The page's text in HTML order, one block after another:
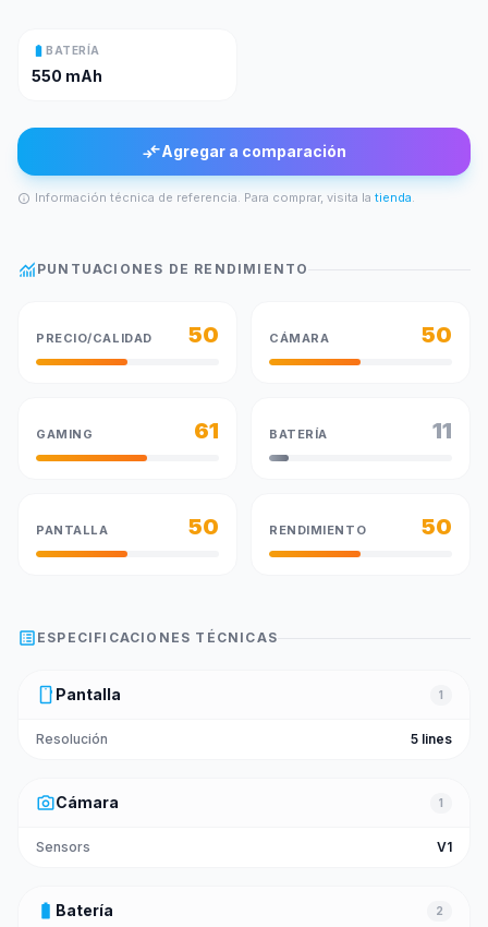
battery_full BATERÍA
550 mAh
compare_arrowsAgregar a comparación
info Información técnica de referencia. Para comprar, visita la tienda.
monitoring PUNTUACIONES DE RENDIMIENTO
PRECIO/CALIDAD 50 CÁMARA 50
GAMING 61 BATERÍA 11
PANTALLA 50 RENDIMIENTO 50
list_alt ESPECIFICACIONES TÉCNICAS
smartphone Pantalla 1
Resolución 5 lines
photo_cameraCámara 1
Sensors V1
battery_full Batería 2